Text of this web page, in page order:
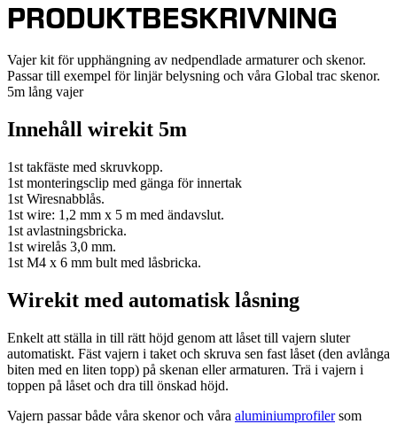
PRODUKTBESKRIVNING
Vajer kit för upphängning av nedpendlade armaturer och skenor.
Passar till exempel för linjär belysning och våra Global trac skenor.
5m lång vajer
Innehåll wirekit 5m
1st takfäste med skruvkopp.
1st monteringsclip med gänga för innertak
1st Wiresnabblås.
1st wire: 1,2 mm x 5 m med ändavslut.
1st avlastningsbricka.
1st wirelås 3,0 mm.
1st M4 x 6 mm bult med låsbricka.
Wirekit med automatisk låsning
Enkelt att ställa in till rätt höjd genom att låset till vajern sluter
automatiskt. Fäst vajern i taket och skruva sen fast låset (den avlånga
biten med en liten topp) på skenan eller armaturen. Trä i vajern i
toppen på låset och dra till önskad höjd.
Vajern passar både våra skenor och våra aluminiumprofilersom